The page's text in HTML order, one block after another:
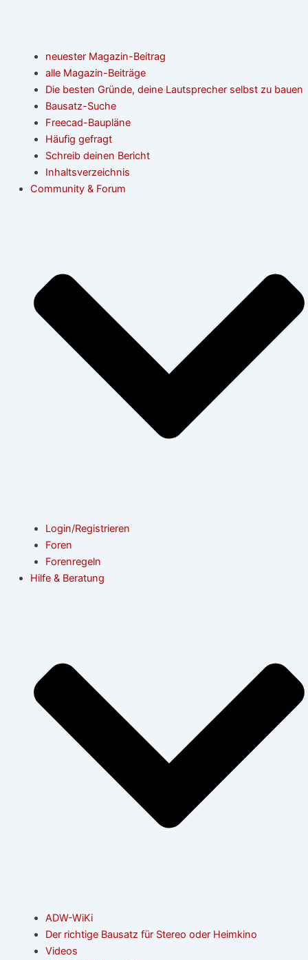
neuester Magazin-Beitrag
alle Magazin-Beiträge
Die besten Gründe, deine Lautsprecher selbst zu bauen
Bausatz-Suche
Freecad-Baupläne
Häufig gefragt
Schreib deinen Bericht
Inhaltsverzeichnis
Community & Forum
Login/Registrieren
Foren
Forenregeln
Hilfe & Beratung
ADW-WiKi
Der richtige Bausatz für Stereo oder Heimkino
Videos